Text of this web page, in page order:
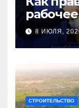
бизнеса
8 ИЮЛЯ,
СТРОИТЕЛЬСТВО